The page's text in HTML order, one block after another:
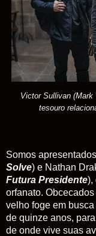
Victor Sullivan (Mark
tesouro
Somos
Solve) e Nathan
Futura Presidente),
orfanato.
velho foge em
de quinze anos,
de onde vive suas